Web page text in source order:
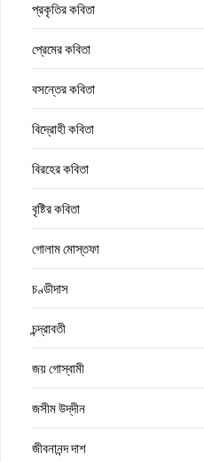
প্রকৃতির কবিতা
প্রেমের কবিতা
বসন্তের কবিতা
বিদ্রোহী কবিতা
বিরহের কবিতা
বৃষ্টির কবিতা
গোলাম মোস্তফা
চণ্ডীদাস
চন্দ্রাবতী
জয় গোস্বামী
জসীম উদ্‌দীন
জীবনানন্দ দাশ